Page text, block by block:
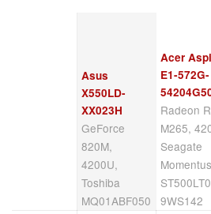
Asus
X550LD-
XX023H
GeForce
820M,
4200U,
Toshiba
MQ01ABF050
Acer
E1-572G-
Radeon
M265,
Seagate
9WS142